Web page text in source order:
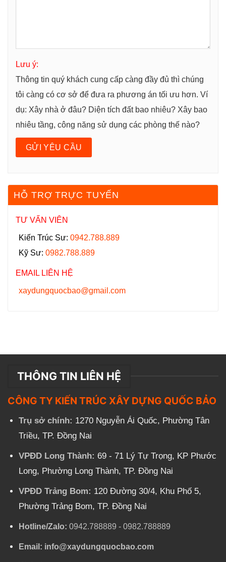
Lưu ý:
Thông tin quý khách cung cấp càng đầy đủ thì chúng
tôi càng có cơ sở để đưa ra phương án tối ưu hơn. Ví
dụ: Xây nhà ở đâu? Diện tích đất bao nhiêu? Xây bao
nhiêu tầng, công năng sử dụng các phòng thế nào?
HỖ TRỢ TRỰC TUYẾN
TƯ VẤN VIÊN
Kiến Trúc Sư: 0942.788.889
Kỹ Sư: 0982.788.889
EMAIL LIÊN HỆ
xaydungquocbao@gmail.com
THÔNG TIN LIÊN HỆ
CÔNG TY KIẾN TRÚC XÂY DỰNG QUỐC BẢO
Trụ sở chính: 1270 Nguyễn Ái Quốc, Phường Tân
Triều, TP. Đồng Nai
VPĐD Long Thành: 69 - 71 Lý Tự Trọng, KP Phước
Long, Phường Long Thành, TP. Đồng Nai
VPĐD Trảng Bom: 120 Đường 30/4, Khu Phố 5,
Phường Trảng Bom, TP. Đồng Nai
Hotline/Zalo: 0942.788889 - 0982.788889
Email: info@xaydungquocbao.com